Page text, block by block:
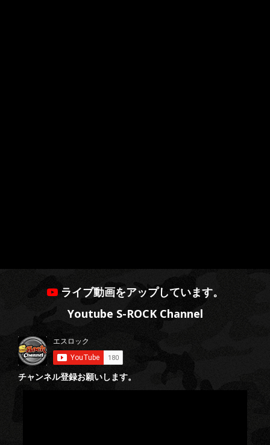
ライブ動画をアップしています。
Youtube S-ROCK Channel
チャンネル登録お願いします。